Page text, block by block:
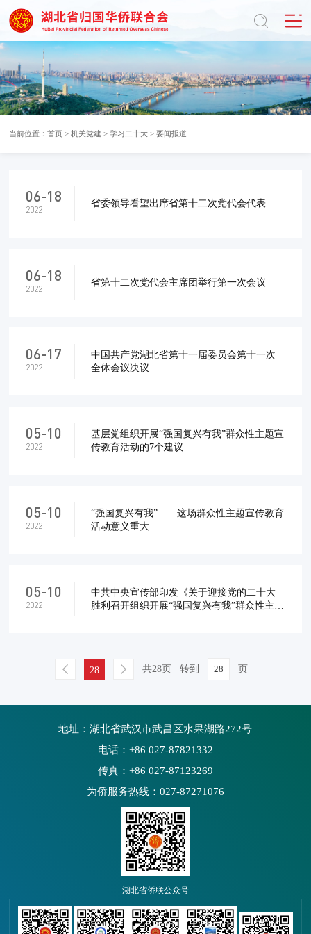
当前位置：首页 >机关党建 >学习二十大 >要闻报道
06-18
2022
省委领导看望出席省第十二次党代会代表
06-18
2022
省第十二次党代会主席团举行第一次会议
06-17
2022
中国共产党湖北省第十一届委员会第十一次
全体会议决议
05-10
2022
基层党组织开展“强国复兴有我”群众性主题宣
传教育活动的7个建议
05-10
2022
“强国复兴有我”——这场群众性主题宣传教育
活动意义重大
05-10
2022
中共中央宣传部印发《关于迎接党的二十大
胜利召开组织开展“强国复兴有我”群众性主题
28 共28页 转到 页
地址：湖北省武汉市武昌区水果湖路272号
电话：+86 027-87821332
传真：+86 027-87123269
为侨服务热线：027-87271076
湖北省侨联公众号